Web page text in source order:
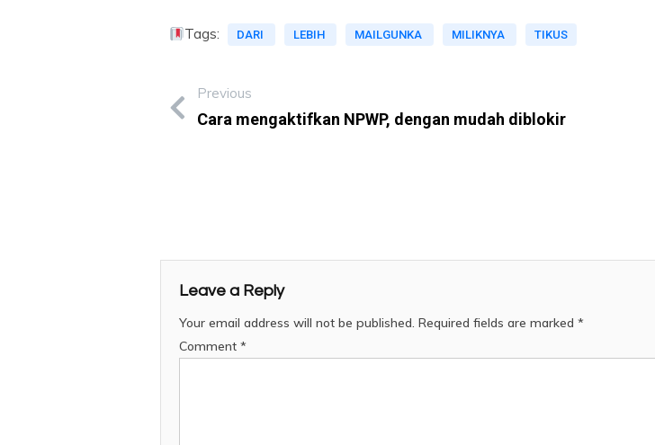
Tags: DARI LEBIH MAILGUNKA MILIKNYA TIKUS
Previous
Cara mengaktifkan NPWP, dengan mudah diblokir
Leave a Reply
Your email address will not be published. Required fields are marked *
Comment *